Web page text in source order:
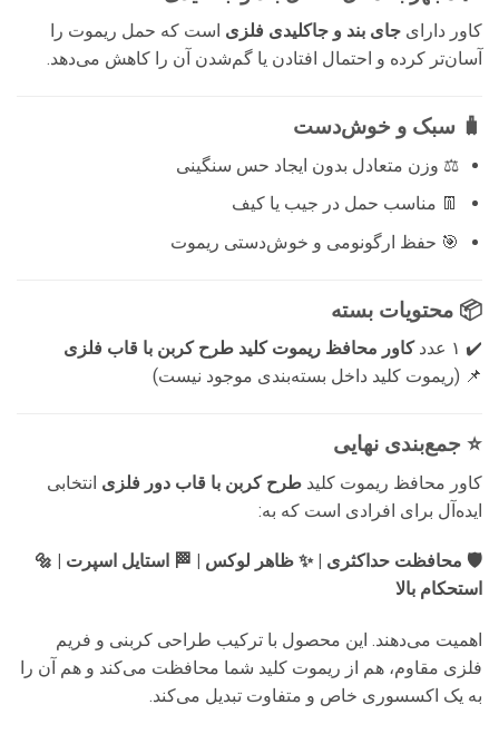
کاور دارای جای بند و جاکلیدی فلزی است که حمل ریموت را
آسان‌تر کرده و احتمال افتادن یا گم‌شدن آن را کاهش می‌دهد.
🧳 سبک و خوش‌دست
⚖️ وزن متعادل بدون ایجاد حس سنگینی
👖 مناسب حمل در جیب یا کیف
🎯 حفظ ارگونومی و خوش‌دستی ریموت
📦 محتویات بسته
✔️ ۱ عدد
کاور محافظ ریموت کلید طرح کربن با قاب فلزی
📌 (ریموت کلید داخل بسته‌بندی موجود نیست)
⭐ جمع‌بندی نهایی
کاور محافظ ریموت کلید طرح کربن با قاب دور فلزی انتخابی
ایده‌آل برای افرادی است که به:
🛡️ محافظت حداکثری | ✨ ظاهر لوکس | 🏁 استایل اسپرت | 🔩
استحکام بالا
اهمیت می‌دهند. این محصول با ترکیب طراحی کربنی و فریم
فلزی مقاوم، هم از ریموت کلید شما محافظت می‌کند و هم آن را
به یک اکسسوری خاص و متفاوت تبدیل می‌کند.